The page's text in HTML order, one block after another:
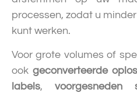
processen, zodat u
kunt werken.
Voor grote volumes of
ook geconverteerde
labels, voorgesneden